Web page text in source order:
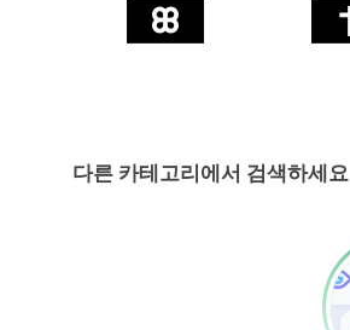
다른 카테고리에서 검색하세요